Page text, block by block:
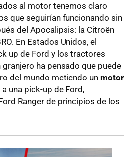
al motor tenemos claro
que seguirían funcionando sin
del Apocalipsis: la Citroën
En Estados Unidos, el
up de Ford y los tractores
granjero ha pensado que puede
del mundo metiendo un motor
a una pick-up de Ford,
Ranger de principios de los